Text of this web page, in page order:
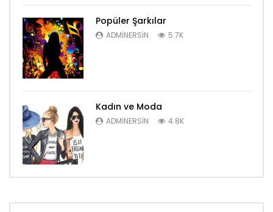
Popüler Şarkılar
ADMINERSIN 5.7K
Kadın ve Moda
ADMINERSIN 4.8K